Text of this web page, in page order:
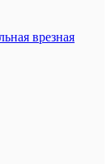
врезная